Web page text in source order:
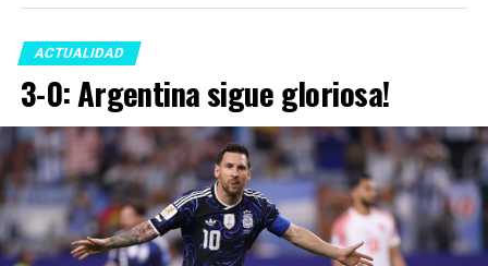
ACTUALIDAD
3-0: Argentina sigue gloriosa!